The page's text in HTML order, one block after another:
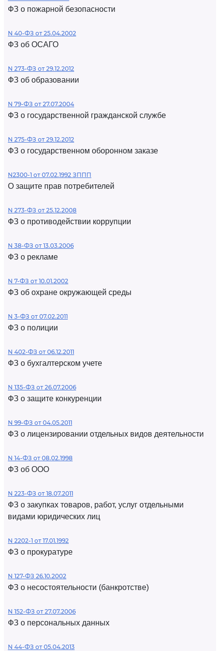
ФЗ о пожарной безопасности
N 40-ФЗ от 25.04.2002
ФЗ об ОСАГО
N 273-ФЗ от 29.12.2012
ФЗ об образовании
N 79-ФЗ от 27.07.2004
ФЗ о государственной гражданской службе
N 275-ФЗ от 29.12.2012
ФЗ о государственном оборонном заказе
N2300-1 от 07.02.1992 ЗППП
О защите прав потребителей
N 273-ФЗ от 25.12.2008
ФЗ о противодействии коррупции
N 38-ФЗ от 13.03.2006
ФЗ о рекламе
N 7-ФЗ от 10.01.2002
ФЗ об охране окружающей среды
N 3-ФЗ от 07.02.2011
ФЗ о полиции
N 402-ФЗ от 06.12.2011
ФЗ о бухгалтерском учете
N 135-ФЗ от 26.07.2006
ФЗ о защите конкуренции
N 99-ФЗ от 04.05.2011
ФЗ о лицензировании отдельных видов деятельности
N 14-ФЗ от 08.02.1998
ФЗ об ООО
N 223-ФЗ от 18.07.2011
ФЗ о закупках товаров, работ, услуг отдельными
видами юридических лиц
N 2202-1 от 17.01.1992
ФЗ о прокуратуре
N 127-ФЗ 26.10.2002
ФЗ о несостоятельности (банкротстве)
N 152-ФЗ от 27.07.2006
ФЗ о персональных данных
N 44-ФЗ от 05.04.2013